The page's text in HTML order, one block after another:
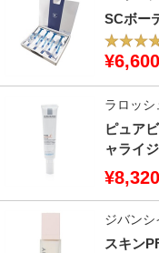
SCボー
¥6,600
ラロッシ
ピュア
ャライ
¥8,320
ジバンシ
スキン